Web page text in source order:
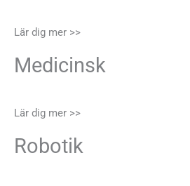
Lär dig mer >>
Medicinsk
Lär dig mer >>
Robotik